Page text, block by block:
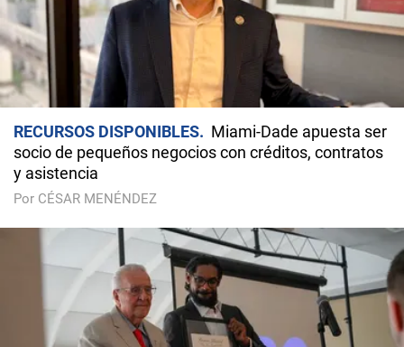
RECURSOS DISPONIBLES
Miami-Dade apuesta ser
socio de pequeños negocios con créditos, contratos
y asistencia
Por CÉSAR MENÉNDEZ